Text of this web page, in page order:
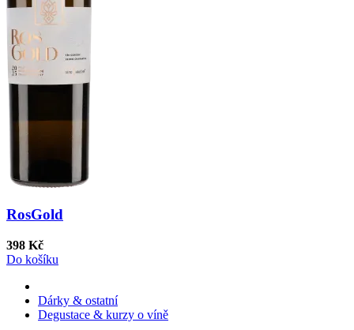
RosGold
398 Kč
Do košíku
Dárky & ostatní
Degustace & kurzy o víně